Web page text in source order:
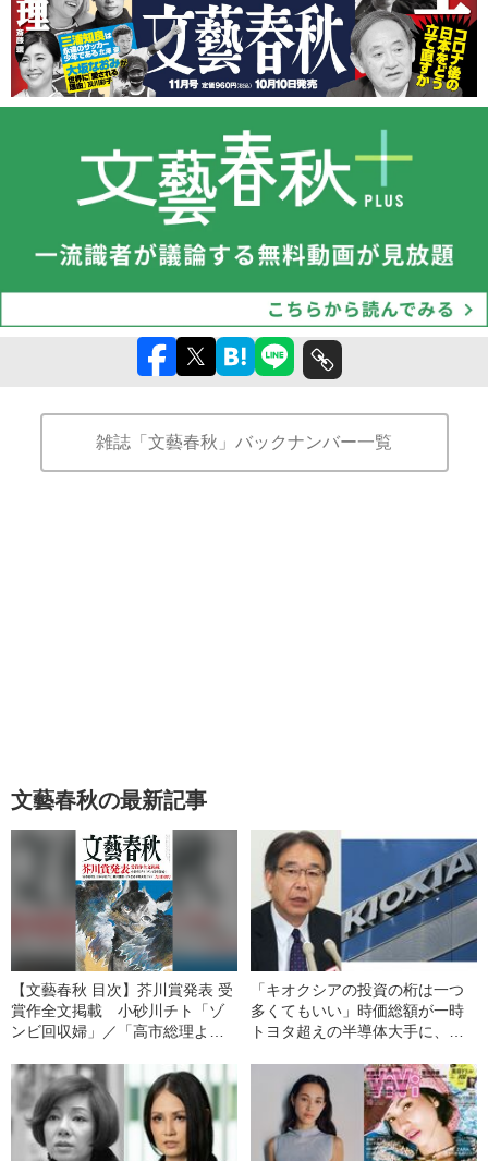
雑誌「文藝春秋」バックナンバー一覧
文藝春秋の最新記事
【文藝春秋 目次】芥川賞発表 受
賞作全文掲載 小砂川チト「ゾ
ンビ回収婦」／「高市総理よ、
15部位 早期発見ガイド
「キオクシアの投資の桁は一つ
多くてもいい」時価総額が一時
トヨタ超えの半導体大手に、元